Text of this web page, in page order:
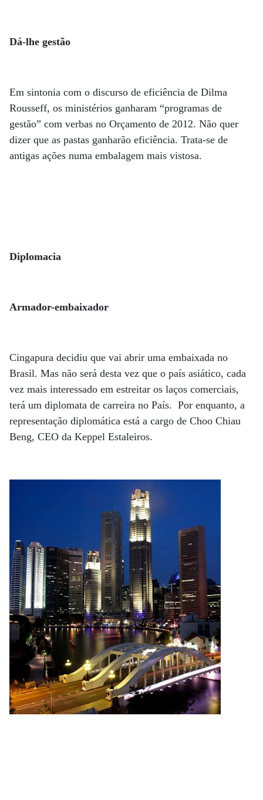
Dá-lhe gestão
Em sintonia com o discurso de eficiência de Dilma
Rousseff, os ministérios ganharam “programas de
gestão” com verbas no Orçamento de 2012. Não quer
dizer que as pastas ganharão eficiência. Trata-se de
antigas ações numa embalagem mais vistosa.
Diplomacia
Armador-embaixador
Cingapura decidiu que vai abrir uma embaixada no
Brasil. Mas não será desta vez que o país asiático, cada
vez mais interessado em estreitar os laços comerciais,
terá um diplomata de carreira no País. Por enquanto, a
representação diplomática está a cargo de Choo Chiau
Beng, CEO da Keppel Estaleiros.